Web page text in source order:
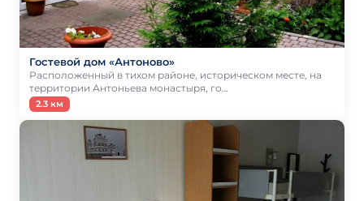
Гостевой дом «Антоново»
Расположенный в тихом районе, историческом месте, на
территории Антоньева монастыря, го…
2.3 км